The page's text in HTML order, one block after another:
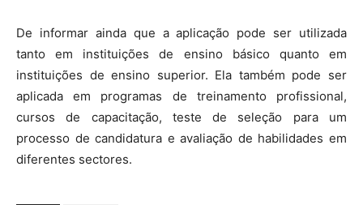
De informar ainda que a aplicação pode ser utilizada
tanto em instituições de ensino básico quanto em
instituições de ensino superior. Ela também pode ser
aplicada em programas de treinamento profissional,
cursos de capacitação, teste de seleção para um
processo de candidatura e avaliação de habilidades em
diferentes sectores.